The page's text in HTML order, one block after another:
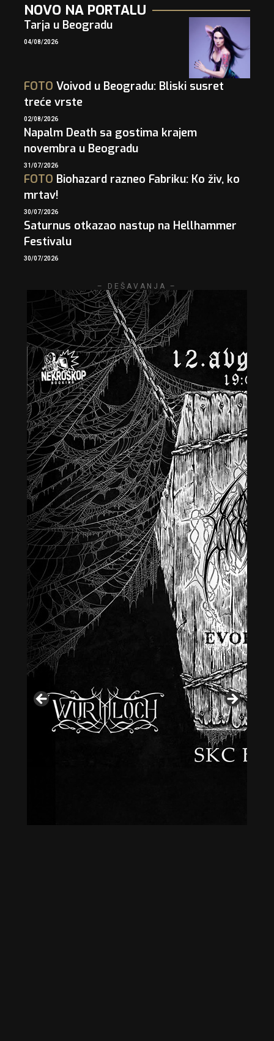
NOVO NA PORTALU
Tarja u Beogradu
04/08/2026
FOTO Voivod u Beogradu: Bliski susret
treće vrste
02/08/2026
Napalm Death sa gostima krajem
novembra u Beogradu
31/07/2026
FOTO Biohazard razneo Fabriku: Ko živ, ko
mrtav!
30/07/2026
Saturnus otkazao nastup na Hellhammer
Festivalu
30/07/2026
– DEŠAVANJA –